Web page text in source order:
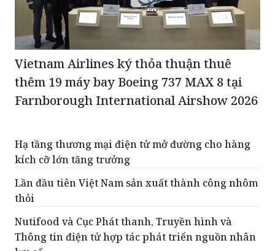
Vietnam Airlines ký thỏa thuận thuê
thêm 19 máy bay Boeing 737 MAX 8 tại
Farnborough International Airshow 2026
Hạ tầng thương mại điện tử mở đường cho hàng
kích cỡ lớn tăng trưởng
Lần đầu tiên Việt Nam sản xuất thành công nhôm
thỏi
Nutifood và Cục Phát thanh, Truyền hình và
Thông tin điện tử hợp tác phát triển nguồn nhân